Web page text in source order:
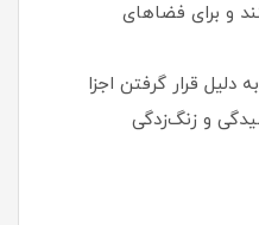
و برای فضاهای
قرار گرفتن اجزا
و زنگ‌زدگی